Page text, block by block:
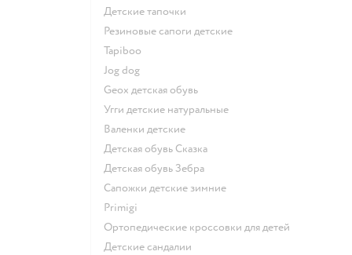
Детские тапочки
Резиновые сапоги детские
Tapiboo
Jog dog
Geox детская обувь
Угги детские натуральные
Валенки детские
Детская обувь Сказка
Детская обувь Зебра
Сапожки детские зимние
Primigi
Ортопедические кроссовки для детей
Детские сандалии